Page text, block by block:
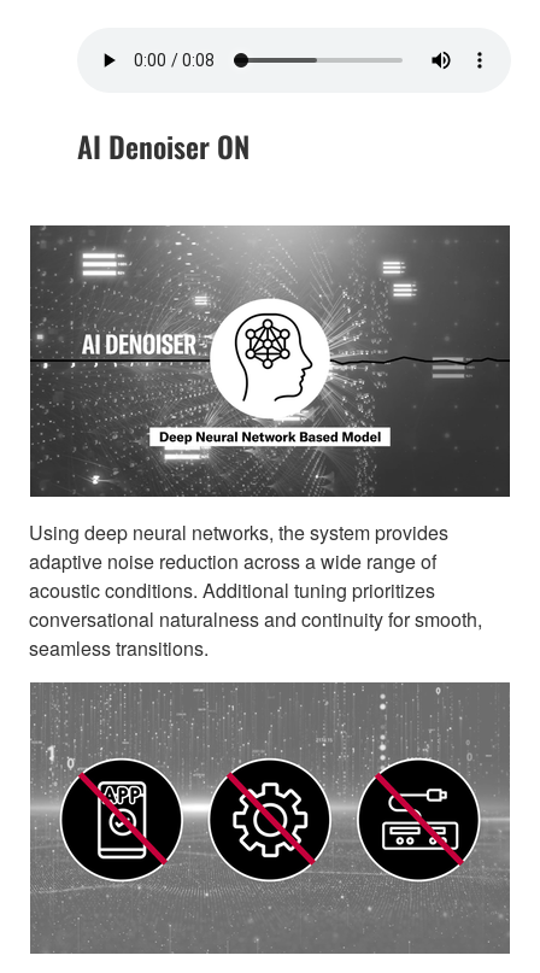
AI Denoiser ON
Using deep neural networks, the system provides
adaptive noise reduction across a wide range of
acoustic conditions. Additional tuning prioritizes
conversational naturalness and continuity for smooth,
seamless transitions.